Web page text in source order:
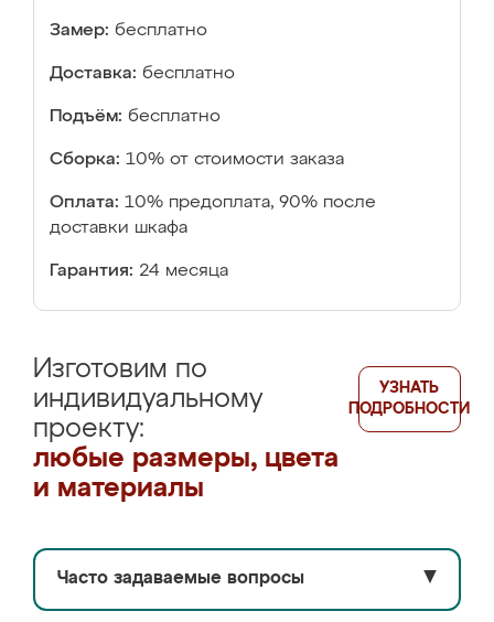
Замер: бесплатно
Доставка: бесплатно
Подъём: бесплатно
Сборка: 10% от стоимости заказа
Оплата: 10% предоплата, 90% после
доставки шкафа
Гарантия: 24 месяца
Изготовим по
индивидуальному
проекту:
любые размеры, цвета
и материалы
УЗНАТЬ
ПОДРОБНОСТИ
Часто задаваемые вопросы ▼